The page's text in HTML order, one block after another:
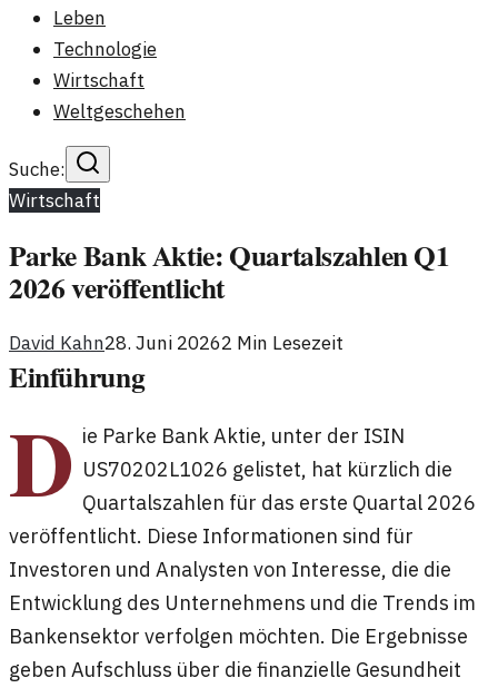
Leben
Technologie
Wirtschaft
Weltgeschehen
Suche:
Wirtschaft
Parke Bank Aktie: Quartalszahlen Q1
2026 veröffentlicht
David Kahn28. Juni 20262 Min Lesezeit
Einführung
D ie Parke Bank Aktie, unter der ISIN
US70202L1026 gelistet, hat kürzlich die
Quartalszahlen für das erste Quartal 2026
veröffentlicht. Diese Informationen sind für
Investoren und Analysten von Interesse, die die
Entwicklung des Unternehmens und die Trends im
Bankensektor verfolgen möchten. Die Ergebnisse
geben Aufschluss über die finanzielle Gesundheit